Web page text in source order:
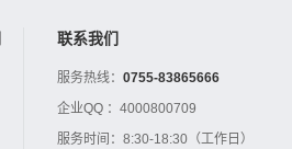
联系我们
服务热线： 0755-83865666
企业QQ ： 4000800709
服务时间： 8:30-18:30（工作日）